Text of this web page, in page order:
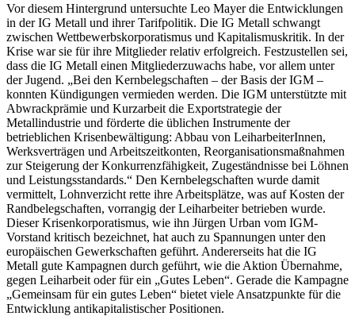
Vor diesem Hintergrund untersuchte Leo Mayer die Entwicklungen
in der IG Metall und ihrer Tarifpolitik. Die IG Metall schwangt
zwischen Wettbewerbskorporatismus und Kapitalismuskritik. In der
Krise war sie für ihre Mitglieder relativ erfolgreich. Festzustellen sei,
dass die IG Metall einen Mitgliederzuwachs habe, vor allem unter
der Jugend. „Bei den Kernbelegschaften – der Basis der IGM –
konnten Kündigungen vermieden werden. Die IGM unterstützte mit
Abwrackprämie und Kurzarbeit die Exportstrategie der
Metallindustrie und förderte die üblichen Instrumente der
betrieblichen Krisenbewältigung: Abbau von LeiharbeiterInnen,
Werksverträgen und Arbeitszeitkonten, Reorganisationsmaßnahmen
zur Steigerung der Konkurrenzfähigkeit, Zugeständnisse bei Löhnen
und Leistungsstandards.“ Den Kernbelegschaften wurde damit
vermittelt, Lohnverzicht rette ihre Arbeitsplätze, was auf Kosten der
Randbelegschaften, vorrangig der Leiharbeiter betrieben wurde.
Dieser Krisenkorporatismus, wie ihn Jürgen Urban vom IGM-
Vorstand kritisch bezeichnet, hat auch zu Spannungen unter den
europäischen Gewerkschaften geführt. Andererseits hat die IG
Metall gute Kampagnen durch geführt, wie die Aktion Übernahme,
gegen Leiharbeit oder für ein „Gutes Leben“. Gerade die Kampagne
„Gemeinsam für ein gutes Leben“ bietet viele Ansatzpunkte für die
Entwicklung antikapitalistischer Positionen.